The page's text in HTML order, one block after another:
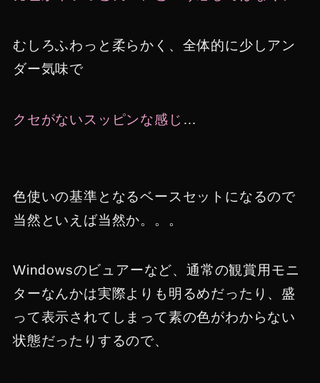
むしろふわっと柔らかく、全体的に少しアン
ダー気味で
クセがないスッピンな感じ …
色使いの基準となるベースセットになるので
当然といえば当然か。。。
Windowsのビュアーなど、通常の観賞用モニ
ターなんかは実際よりも明るめだったり、盛
って表示されてしまって素の色がわからない
状態だったりするので、